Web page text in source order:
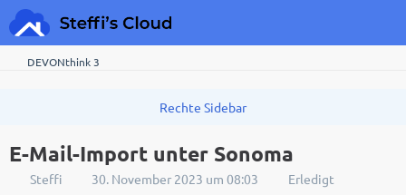
DEVONthink 3
E-Mail-Import unter Sonoma
Steffi 30. November 2023 um 08:03 Erledigt